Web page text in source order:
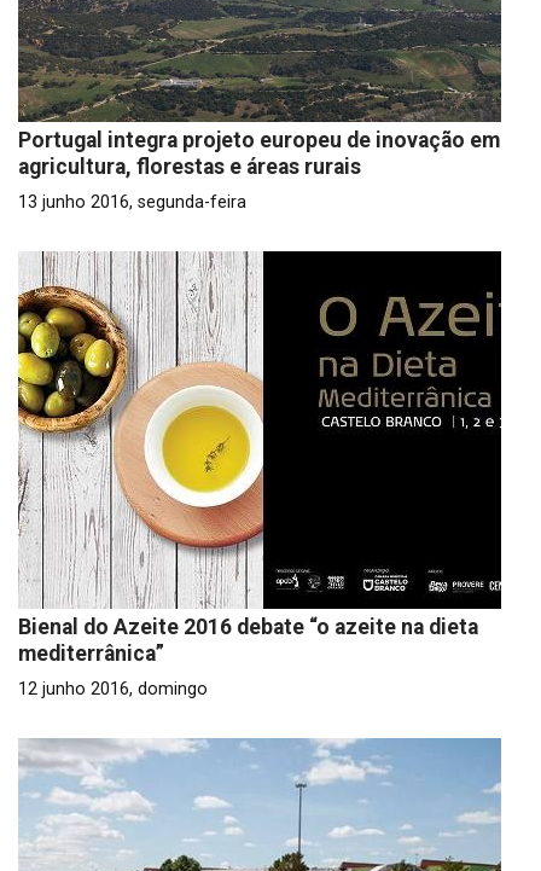
Portugal integra projeto europeu de inovação em
agricultura, florestas e áreas rurais
13 junho 2016, segunda-feira
Bienal do Azeite 2016 debate “o azeite na dieta
mediterrânica”
12 junho 2016, domingo